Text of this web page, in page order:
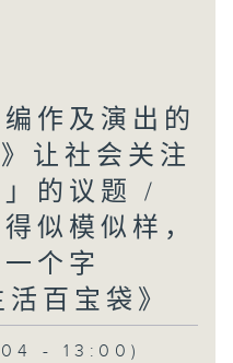
作及演出的
让社会关注
」的议题 /
似模似样，
个字
百宝袋》
- 13:00)